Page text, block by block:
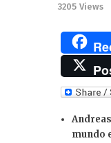
3205 Views
mundo